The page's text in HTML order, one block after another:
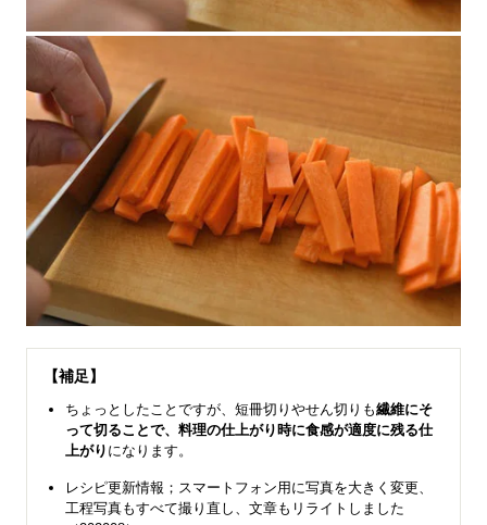
【補足】
ちょっとしたことですが、短冊切りやせん切りも繊維にそ
って切ることで、料理の仕上がり時に食感が適度に残る仕
上がり になります。
レシピ更新情報；スマートフォン用に写真を大きく変更、
工程写真もすべて撮り直し、文章もリライトしました